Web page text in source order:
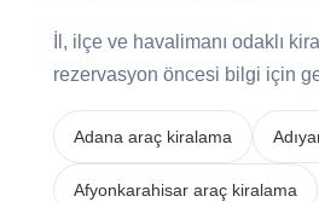
İl, ilçe ve havalimanı odaklı
rezervasyon öncesi bilgi için
Adana araç kiralama
Afyonkarahisar araç kiralama